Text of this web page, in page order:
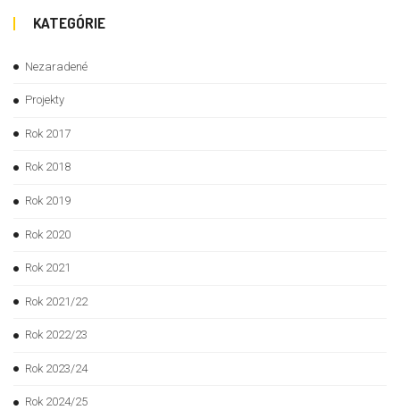
KATEGÓRIE
Nezaradené
Projekty
Rok 2017
Rok 2018
Rok 2019
Rok 2020
Rok 2021
Rok 2021/22
Rok 2022/23
Rok 2023/24
Rok 2024/25